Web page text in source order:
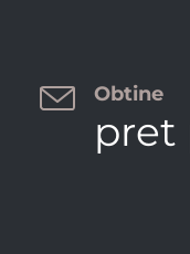
 Obtine
pret